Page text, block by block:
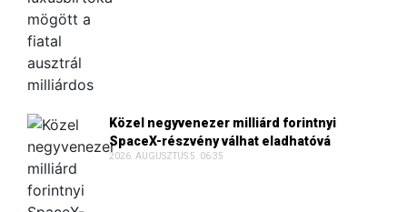
Közel negyvenezer milliárd forintnyi
SpaceX-részvény válhat eladhatóvá
2026. AUGUSZTUS 5. 06:35